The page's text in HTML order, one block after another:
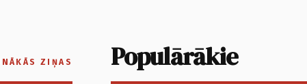
ZIŅAS Populārākie